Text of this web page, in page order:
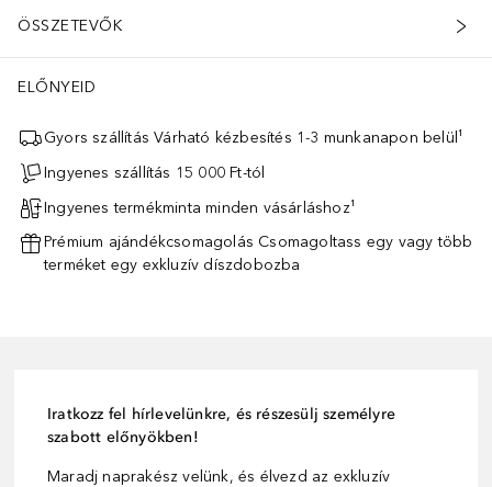
ÖSSZETEVŐK
ELŐNYEID
Gyors szállítás Várható kézbesítés 1-3 munkanapon belül¹
Ingyenes szállítás 15 000 Ft-tól
Ingyenes termékminta minden vásárláshoz¹
Prémium ajándékcsomagolás Csomagoltass egy vagy több
terméket egy exkluzív díszdobozba
Iratkozz fel hírlevelünkre, és részesülj személyre
szabott előnyökben!
Maradj naprakész velünk, és élvezd az exkluzív